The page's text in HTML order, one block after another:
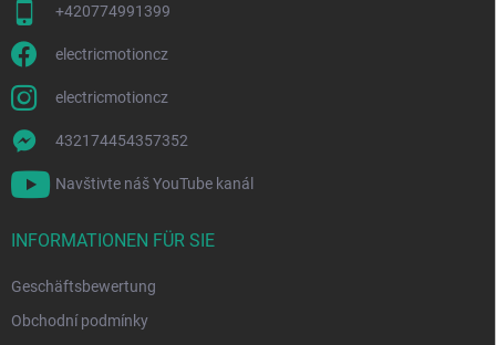
+420774991399
electricmotioncz
electricmotioncz
432174454357352
Navštivte náš YouTube kanál
INFORMATIONEN FÜR SIE
Geschäftsbewertung
Obchodní podmínky